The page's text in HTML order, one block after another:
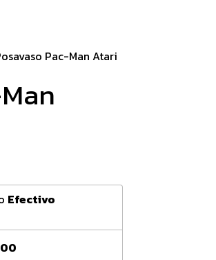
Pac-Man Atari
Efectivo